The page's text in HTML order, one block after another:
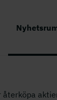
återköpa